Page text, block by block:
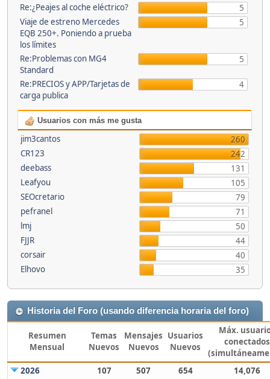
Re:¿Peajes al coche eléctrico?
5
Viaje de estreno Mercedes
EQB 250+. Poniendo a prueba
los límites
5
Re:Problemas con MG4
Standard
5
Re:PRECIOS y APP/Tarjetas de
carga publica
4
Usuarios con más me gusta
jim3cantos
260
CR123
242
deebass
131
Leafyou
105
SEOcretario
79
pefranel
71
lmj
50
FJJR
44
corsair
40
Elhovo
35
Historia del Foro (usando diferencia horaria del foro)
Resumen
Mensual
Temas
Nuevos
Mensajes
Nuevos
Usuarios
Nuevos
Máx.
conectados
2026
107 507 654
14,076